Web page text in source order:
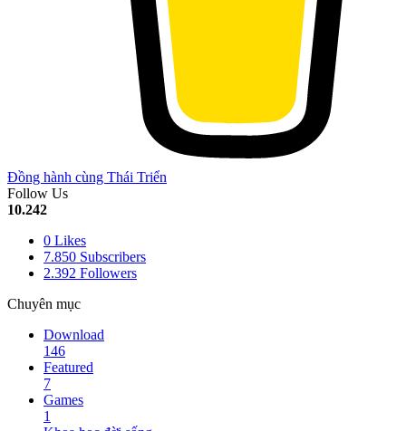
Đồng hành cùng Thái Triển
Follow Us
10.242
0 Likes
7.850 Subscribers
2.392 Followers
Chuyên mục
Download
146
Featured
7
Games
1